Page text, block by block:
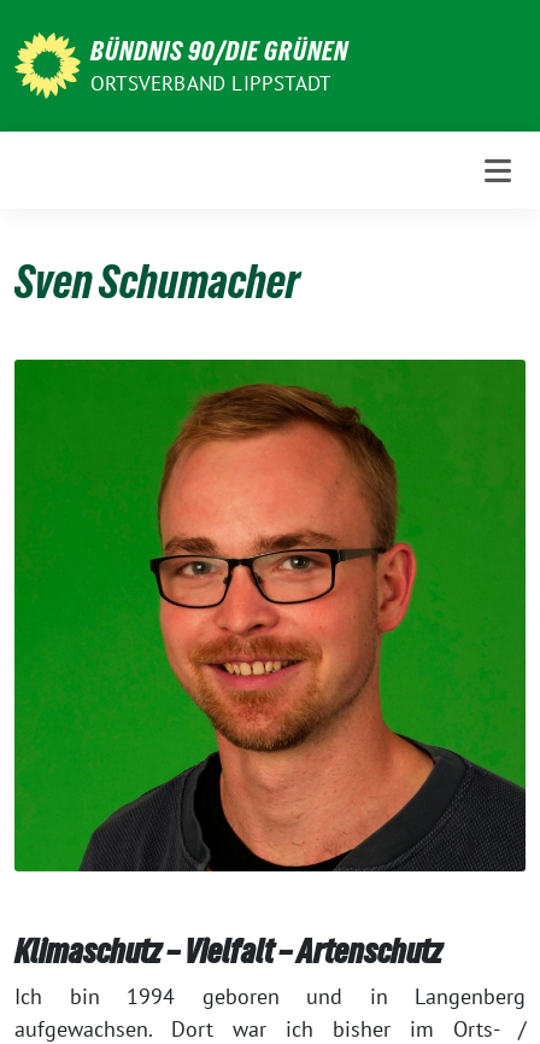
zum
Inhalt
BÜNDNIS 90/DIE GRÜNEN
ORTSVERBAND LIPPSTADT
Sven Schumacher
Klimaschutz – Vielfalt – Artenschutz
Ich bin 1994 geboren und in Langenberg
aufgewachsen. Dort war ich bisher im Orts- /